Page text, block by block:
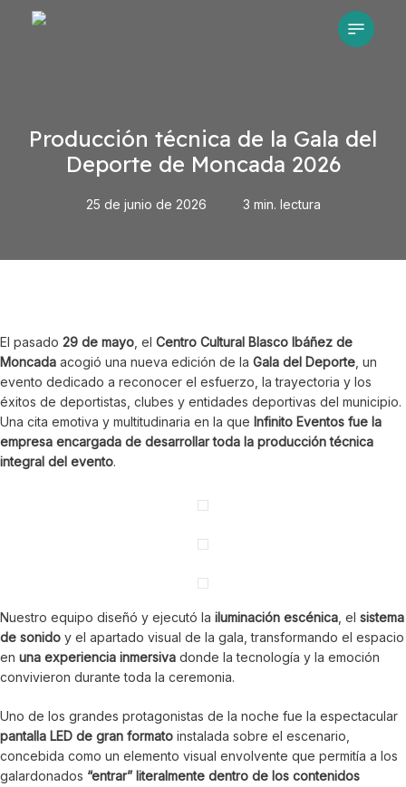
Menu
Producción técnica de la Gala del
Deporte de Moncada 2026
25 de junio de 2026 3 min. lectura
El pasado 29 de mayo , el Centro Cultural Blasco Ibáñez de
Moncada acogió una nueva edición de la Gala del Deporte , un
evento dedicado a reconocer el esfuerzo, la trayectoria y los
éxitos de deportistas, clubes y entidades deportivas del municipio.
Una cita emotiva y multitudinaria en la que Infinito Eventos fue la
empresa encargada de desarrollar toda la producción técnica
integral del evento.
Nuestro equipo diseñó y ejecutó la iluminación escénica , el sistema
de sonido y el apartado visual de la gala, transformando el espacio
en una experiencia inmersiva donde la tecnología y la emoción
convivieron durante toda la ceremonia.
Uno de los grandes protagonistas de la noche fue la espectacular
pantalla LED de gran formato instalada sobre el escenario,
concebida como un elemento visual envolvente que permitía a los
galardonados “entrar” literalmente dentro de los contenidos